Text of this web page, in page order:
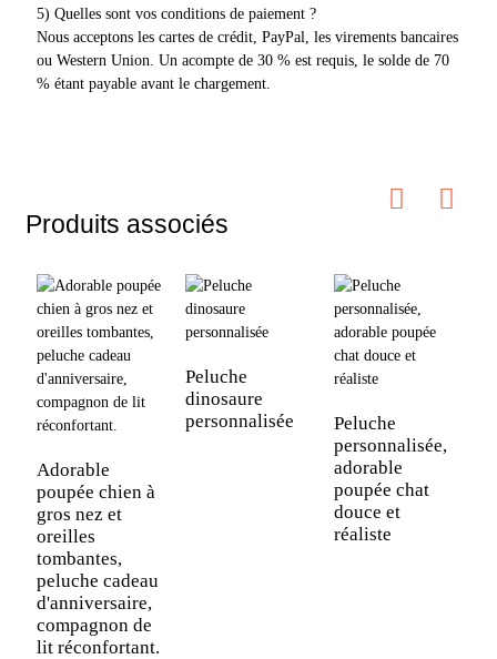
5) Quelles sont vos conditions de paiement ?
Nous acceptons les cartes de crédit, PayPal, les virements bancaires
ou Western Union. Un acompte de 30 % est requis, le solde de 70
% étant payable avant le chargement.
Produits associés
Adorable
poupée chien à
gros nez et
oreilles
tombantes,
peluche cadeau
d'anniversaire,
compagnon de
lit réconfortant.
Peluche
dinosaure
personnalisée
Peluche
personnalisée,
adorable
poupée chat
douce et
réaliste